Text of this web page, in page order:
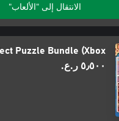
الانتقال إلى "الألعاب"
Puzzle Bundle (Xbox)
٥٫٥٠٠ ر.ع.‏